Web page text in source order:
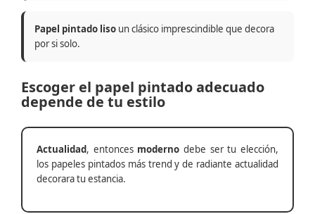
Papel pintado liso un clásico imprescindible que decora
por si solo.
Escoger el papel pintado adecuado
depende de tu estilo
Actualidad, entonces moderno debe ser tu elección,
los papeles pintados más trend y de radiante actualidad
decorara tu estancia.